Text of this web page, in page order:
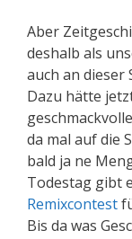
Aber
deshalb als
auch an dieser
Dazu hätte
da mal auf die
bald ja ne
Todestag gibt
Remixcontest
Bis da was